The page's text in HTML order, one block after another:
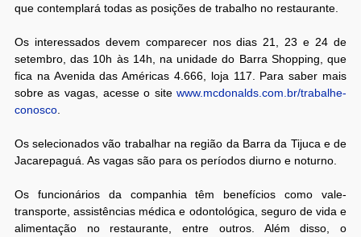
que contemplará todas as posições de trabalho no restaurante.
Os interessados devem comparecer nos dias 21, 23 e 24 de
setembro, das 10h às 14h, na unidade do Barra Shopping, que
fica na Avenida das Américas 4.666, loja 117. Para saber mais
sobre as vagas, acesse o sitewww.mcdonalds.com.br/trabalhe-
conosco.
Os selecionados vão trabalhar na região da Barra da Tijuca e de
Jacarepaguá. As vagas são para os períodos diurno e noturno.
Os funcionários da companhia têm benefícios como vale-
transporte, assistências médica e odontológica, seguro de vida e
alimentação no restaurante, entre outros. Além disso, o